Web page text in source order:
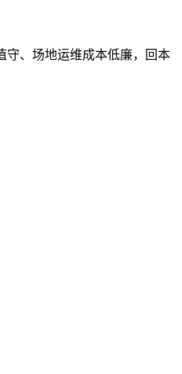
守、场地运维成本低廉，回本